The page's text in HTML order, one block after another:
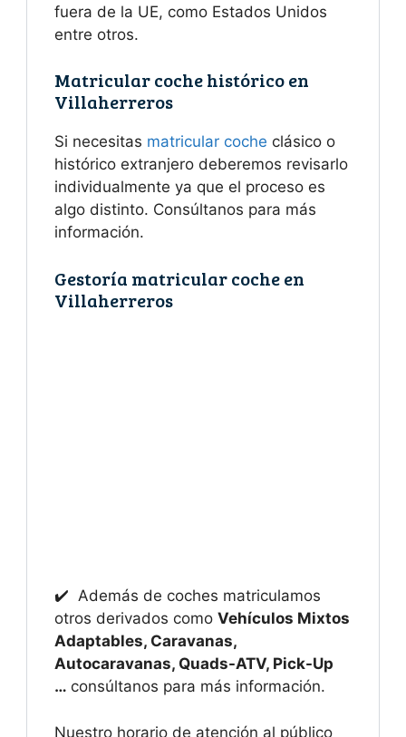
fuera de la UE, como Estados Unidos
entre otros.
Matricular coche histórico en
Villaherreros
Si necesitas matricular coche clásico o
histórico extranjero deberemos revisarlo
individualmente ya que el proceso es
algo distinto. Consúltanos para más
información.
Gestoría matricular coche en
Villaherreros
✔️ Además de coches matriculamos
otros derivados como Vehículos Mixtos
Adaptables, Caravanas,
Autocaravanas, Quads-ATV, Pick-Up
… consúltanos para más información.
Nuestro horario de atención al público